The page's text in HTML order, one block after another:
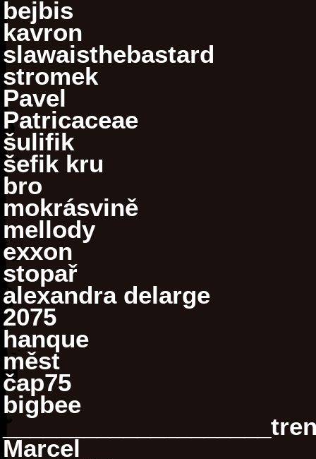
bejbis
kavron
slawaisthebastard
stromek
Pavel
Patricaceae
šulifik
šefik kru
bro
mokrásvině
mellody
exxon
stopař
alexandra delarge
2075
hanque
měst
čap75
bigbee
Marcel